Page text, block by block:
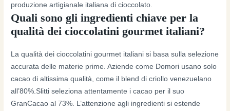
produzione artigianale italiana di cioccolato.
Quali sono gli ingredienti chiave per la
qualità dei cioccolatini gourmet italiani?
La qualità dei cioccolatini gourmet italiani si basa sulla selezione
accurata delle materie prime. Aziende come Domori usano solo
cacao di altissima qualità, come il blend di criollo venezuelano
all’80%.Slitti seleziona attentamente i cacao per il suo
GranCacao al 73%. L’attenzione agli ingredienti si estende